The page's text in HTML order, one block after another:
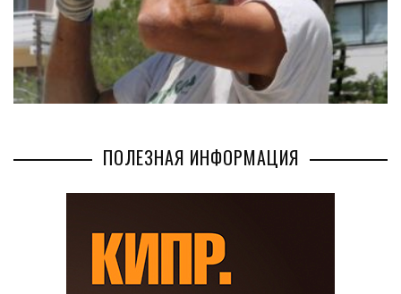
ПОЛЕЗНАЯ ИНФОРМАЦИЯ